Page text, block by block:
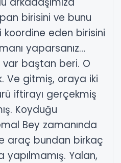
birisini ve bunu
koordine eden birisini
yaparsanız…
baştan beri. O
Ve gitmiş, oraya iki
iftirayı gerçekmiş
Koyduğu
Bey zamanında
araç bundan birkaç
yapılmamış. Yalan,